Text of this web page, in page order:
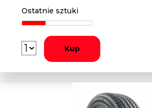
Ostatnie sztuki
Kup